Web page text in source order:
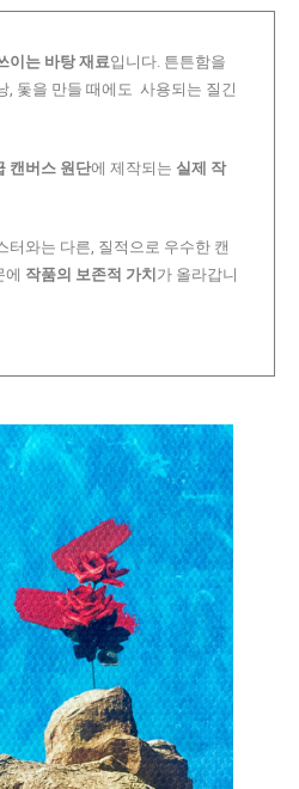
이는 바탕 재료입니다. 튼튼함을
, 돛을 만들 때에도 사용되는 질긴
캔버스 원단에 제작되는 실제 작
터와는 다른, 질적으로 우수한 캔
에 작품의 보존적 가치 가 올라갑니